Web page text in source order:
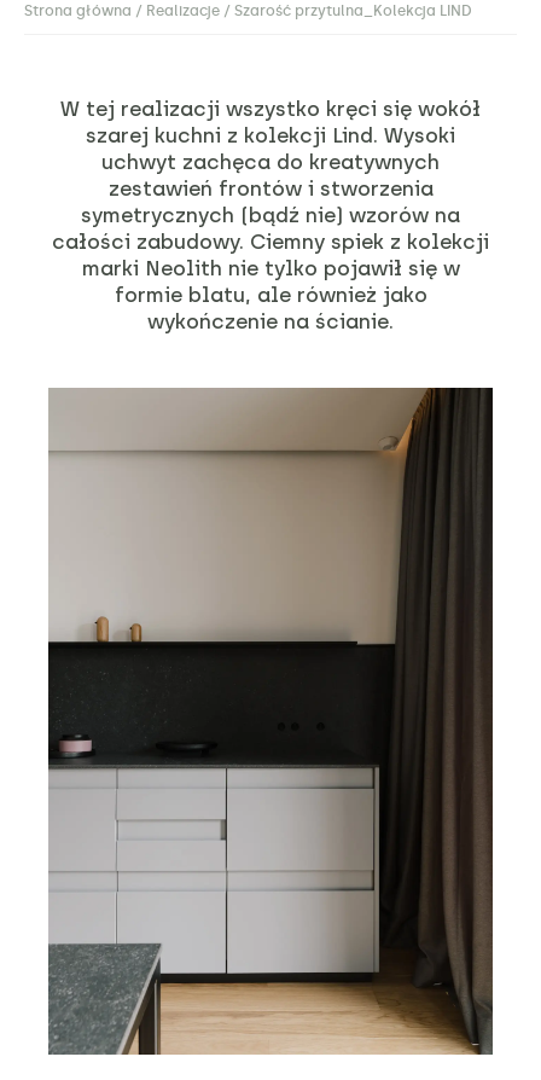
Strona główna / Realizacje / Szarość przytulna_Kolekcja LIND
W tej realizacji wszystko kręci się wokół
szarej kuchni z kolekcji Lind. Wysoki
uchwyt zachęca do kreatywnych
zestawień frontów i stworzenia
symetrycznych (bądź nie) wzorów na
całości zabudowy. Ciemny spiek z kolekcji
marki Neolith nie tylko pojawił się w
formie blatu, ale również jako
wykończenie na ścianie.